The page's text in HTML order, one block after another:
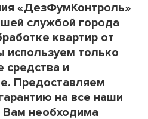
«ДезФумКонтроль»
службой города
квартир от
используем только
средства и
Предоставляем
на все наши
Вам необходима